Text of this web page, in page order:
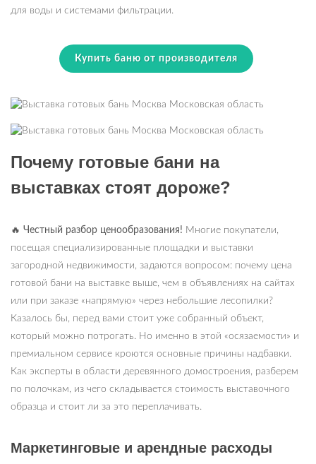
для воды и системами фильтрации.
Купить баню от производителя
Почему готовые бани на
выставках стоят дороже?
🔥 Честный разбор ценообразования! Многие покупатели,
посещая специализированные площадки и выставки
загородной недвижимости, задаются вопросом: почему цена
готовой бани на выставке выше, чем в объявлениях на сайтах
или при заказе «напрямую» через небольшие лесопилки?
Казалось бы, перед вами стоит уже собранный объект,
который можно потрогать. Но именно в этой «осязаемости» и
премиальном сервисе кроются основные причины надбавки.
Как эксперты в области деревянного домостроения, разберем
по полочкам, из чего складывается стоимость выставочного
образца и стоит ли за это переплачивать.
Маркетинговые и арендные расходы